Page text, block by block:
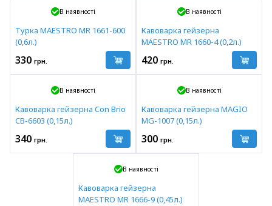
В наявності
Турка MAESTRO MR 1661-600
(0,6л.)
330 грн.
В наявності
Кавоварка гейзерна
MAESTRO MR 1660-4 (0,2л.)
420 грн.
В наявності
Кавоварка гейзерна Con Brio
CB-6603 (0,15л.)
340 грн.
В наявності
Кавоварка гейзерна MAGIO
MG-1007 (0,15л.)
300 грн.
В наявності
Кавоварка гейзерна
MAESTRO MR 1666-9 (0,45л.)